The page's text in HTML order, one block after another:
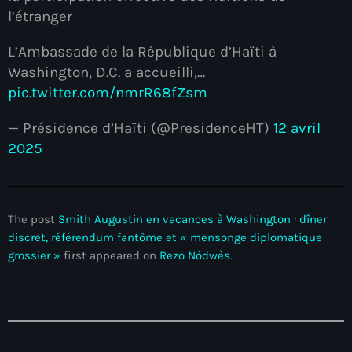
#NouPaKaTannAnkò
#Woyyycolumn
1804 Renaissance
2024 election
2024 summer olympics
2025 Elections
21 Nasyon
l’étranger
L’Ambassade de la République d’Haïti à
Washington, D.C. a accueilli,…
pic.twitter.com/nmrR68fZsm
— Présidence d’Haïti (@PresidenceHT) 12 avril
2025
The post Smith Augustin en vacances à Washington : dîner
discret, référendum fantôme et « mensonge diplomatique
grossier » first appeared on Rezo Nòdwès.